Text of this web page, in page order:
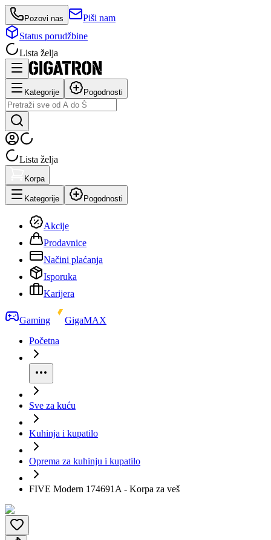
Pozovi nas
Piši nam
Status porudžbine
Lista želja
Kategorije Pogodnosti
Lista želja
Korpa
Kategorije Pogodnosti
Akcije
Prodavnice
Načini plaćanja
Isporuka
Karijera
Gaming
GigaMAX
Početna
Sve za kuću
Kuhinja i kupatilo
Oprema za kuhinju i kupatilo
FIVE Modern 174691A - Korpa za veš